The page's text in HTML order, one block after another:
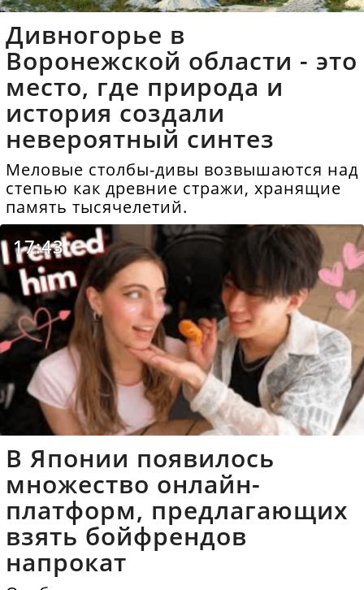
Дивногорье в
Воронежской области - это
место, где природа и
история создали
невероятный синтез
Меловые столбы-дивы возвышаются над
степью как древние стражи, хранящие
память тысячелетий.
17:43
В Японии появилось
множество онлайн-
платформ, предлагающих
взять бойфрендов
напрокат